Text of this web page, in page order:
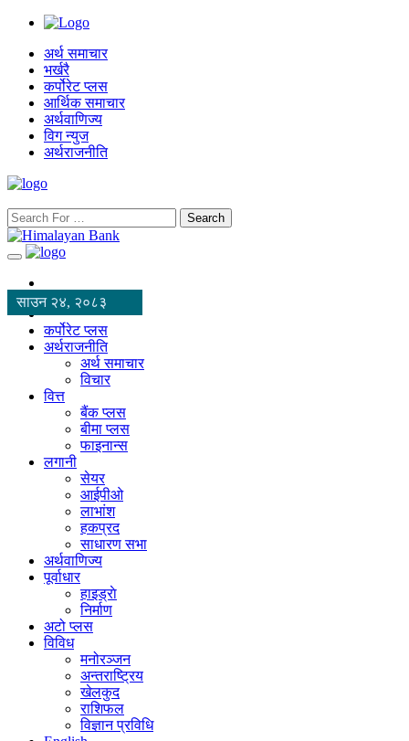
अर्थ समाचार
भर्खरै
कर्पोरेट प्लस
आर्थिक समाचार
अर्थवाणिज्य
विग न्युज
अर्थराजनीति
Search
साउन २४, २०८३
कर्पोरेट प्लस
अर्थराजनीति
अर्थ समाचार
विचार
वित्त
बैंक प्लस
बीमा प्लस
फाइनान्स
लगानी
सेयर
आईपीओ
लाभांश
हकप्रद
साधारण सभा
अर्थवाणिज्य
पूर्वाधार
हाइड्राे
निर्माण
अटो प्लस
विविध
मनोरञ्जन
अन्तराष्ट्रिय
खेलकुद
राशिफल
विज्ञान प्रविधि